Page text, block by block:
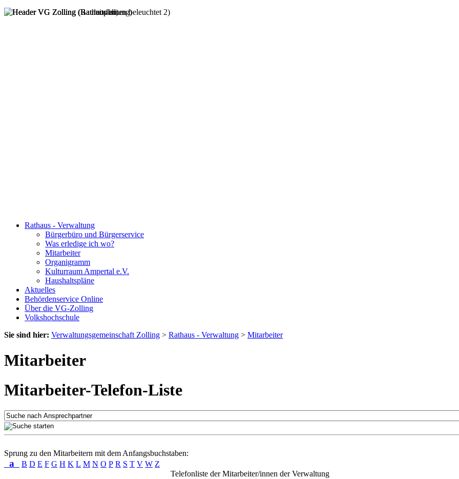
Rathaus - Verwaltung
Bürgerbüro und Bürgerservice
Was erledige ich wo?
Mitarbeiter
Organigramm
Kulturraum Ampertal e.V.
Haushaltspläne
Aktuelles
Behördenservice Online
Über die VG-Zolling
Volkshochschule
Sie sind hier: Verwaltungsgemeinschaft Zolling > Rathaus - Verwaltung > Mitarbeiter
Mitarbeiter
Mitarbeiter-Telefon-Liste
Sprung zu den Mitarbeitern mit dem Anfangsbuchstaben:
a B D E F G H K L M N O P R S T V W Z
Telefonliste der Mitarbeiter/innen der Verwaltung